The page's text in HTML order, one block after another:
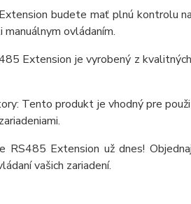
budete mať plnú kontrolu
ovládaním.
Extension je vyrobený z
Tento produkt je vhodný pre
RS485 Extension už dnes!
vašich zariadení.